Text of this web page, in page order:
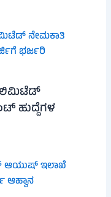
ಲಿಮಿಟೆಡ್
ಹುದ್ದೆಗಳ